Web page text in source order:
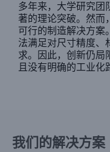
多年来，大学研究团
著的理论突破。然而
可行的制造解决方案
法满足对尺寸精度、
求。因此，创新仍局
且没有明确的工业化
我们的解决方案